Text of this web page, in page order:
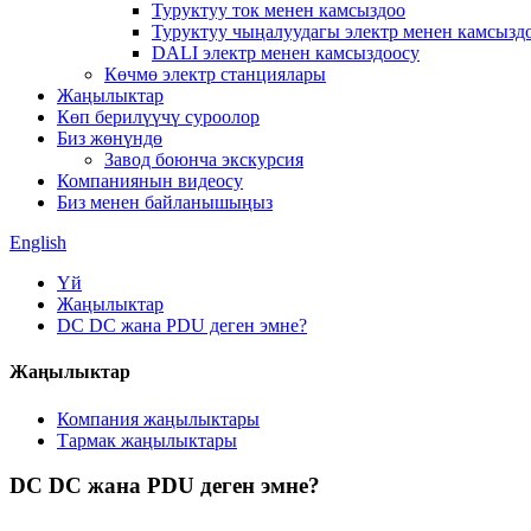
Туруктуу ток менен камсыздоо
Туруктуу чыңалуудагы электр менен
DALI электр менен камсыздоосу
Көчмө электр станциялары
Жаңылыктар
Көп берилүүчү суроолор
Биз жөнүндө
Завод боюнча экскурсия
Компаниянын видеосу
Биз менен байланышыңыз
English
Үй
Жаңылыктар
DC DC жана PDU деген эмне?
Жаңылыктар
Компания жаңылыктары
Тармак жаңылыктары
DC DC жана PDU деген эмне?